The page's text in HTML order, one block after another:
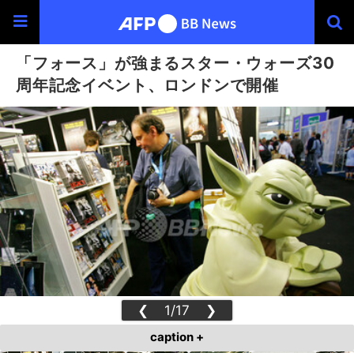
「フォース」が強まるスター・ウォーズ30
周年記念イベント、ロンドンで開催
❮ 1/17 ❯
caption +